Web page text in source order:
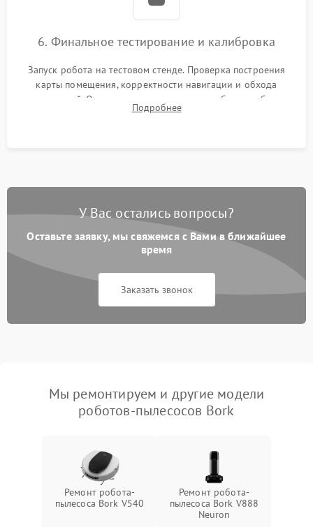
6. Финальное тестирование и калибровка
Запуск робота на тестовом стенде. Проверка построения
карты помещения, корректности навигации и обхода
препятствий. Оценка силы всасывания и работы турбины.
Тестирование автоматического возврата на док-станцию и
Подробнее
У Вас остались вопросы?
Оставьте заявку, мы свяжемся с Вами в ближайшее
время
Заказать звонок
Мы ремонтируем и другие модели
роботов-пылесосов Bork
Ремонт робота-
пылесоса Bork V540
Ремонт робота-
пылесоса Bork V888
Neuron